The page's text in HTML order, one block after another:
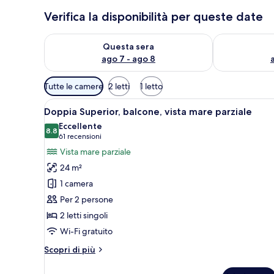
Verifica la disponibilità per queste date
Questa sera
ago 7 - ago 8
Verifica la disponibilità per questa sera, ago 7 - ago 8
Verifica la
Filtri
disponibili
per
le
camere
Tutte le camere 2 letti 1 letto
Apri
tutte
le
foto
per
Doppia
Superior,
balcone,
vista
mare
parziale
Una scrivania, Wi-Fi gratuito,
8
Doppia Superior, balcone, vista mare parziale
8.88.8 su 10
Eccellente
61 recensioni
(61
recensioni)
Vista mare parziale
24 m²
1 camera
Per 2 persone
2 letti singoli
Wi-Fi gratuito
Scopri di più
Altri